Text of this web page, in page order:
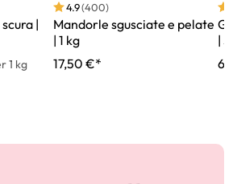
|
1 kg
4.9(400)
Mandorle sgusciate e pelate
| 1 kg
17,50 €*
|